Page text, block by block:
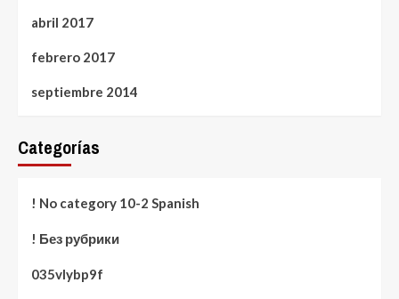
abril 2017
febrero 2017
septiembre 2014
Categorías
! No category 10-2 Spanish
! Без рубрики
035vlybp9f